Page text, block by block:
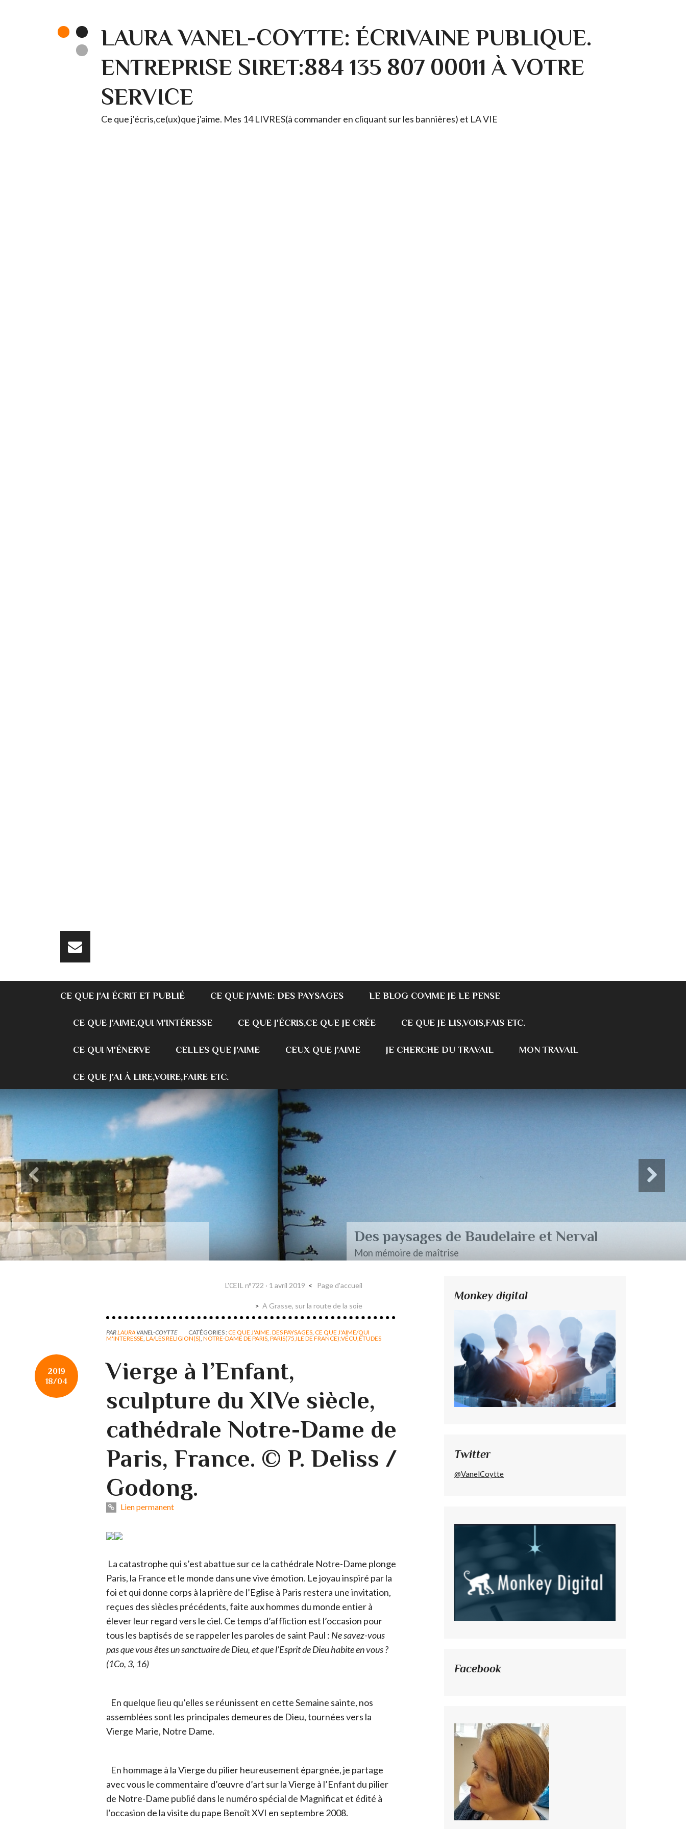
LAURA VANEL-COYTTE: ÉCRIVAINE PUBLIQUE.
ENTREPRISE SIRET:884 135 807 00011 À VOTRE
SERVICE
Ce que j'écris,ce(ux)que j'aime. Mes 14 LIVRES(à commander en cliquant sur les bannières) et LA VIE
CE QUE J'AI ÉCRIT ET PUBLIÉ CE QUE J'AIME: DES PAYSAGES LE BLOG COMME JE LE PENSE
CE QUE J'AIME,QUI M'INTÉRESSE CE QUE J'ÉCRIS,CE QUE JE CRÉE CE QUE JE LIS,VOIS,FAIS ETC.
CE QUI M'ÉNERVE CELLES QUE J'AIME CEUX QUE J'AIME JE CHERCHE DU TRAVAIL MON TRAVAIL
CE QUE J'AI À LIRE,VOIRE,FAIRE ETC.
Des paysages de Baudelaire et Nerval
Mon mémoire de maîtrise
L'ŒIL n°722 · 1 avril 2019 Page d'accueil
A Grasse, sur la route de la soie
PARLAURA VANEL-COYTTE CATÉGORIES :CE QUE J'AIME. DES PAYSAGES CE QUE J'AIME/QUI
M'INTERESSE LA/LES RELIGION(S) NOTRE-DAME DE PARIS PARIS(75,ILE DE FRANCE):VÉCU,ÉTUDES
2019
18/04
Vierge à l’Enfant,
sculpture du XIVe siècle,
cathédrale Notre-Dame de
Paris, France. © P. Deliss /
Godong.
Lien permanent
La catastrophe qui s’est abattue sur ce la cathédrale Notre-Dame plonge
Paris, la France et le monde dans une vive émotion. Le joyau inspiré par la
foi et qui donne corps à la prière de l’Eglise à Paris restera une invitation,
reçues des siècles précédents, faite aux hommes du monde entier à
élever leur regard vers le ciel. Ce temps d’affliction est l’occasion pour
tous les baptisés de se rappeler les paroles de saint Paul : Ne savez-vous
pas que vous êtes un sanctuaire de Dieu, et que l’Esprit de Dieu habite en vous ?
(1Co, 3, 16)
En quelque lieu qu’elles se réunissent en cette Semaine sainte, nos
assemblées sont les principales demeures de Dieu, tournées vers la
Vierge Marie, Notre Dame.
En hommage à la Vierge du pilier heureusement épargnée, je partage
avec vous le commentaire d’œuvre d’art sur la Vierge à l’Enfant du pilier
de Notre-Dame publié dans le numéro spécial de Magnificat et édité à
l’occasion de la visite du pape Benoît XVI en septembre 2008.
Monkey digital
Twitter
@VanelCoytte
Facebook